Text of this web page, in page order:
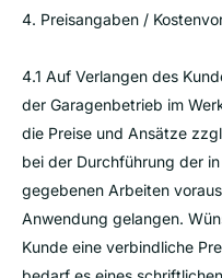
4. Preisangaben /
4.1 Auf Verlangen des
der Garagenbetrieb im
die Preise und Ansätze
bei der Durchführung der
gegebenen Arbeiten
Anwendung gelangen.
Kunde eine verbindliche